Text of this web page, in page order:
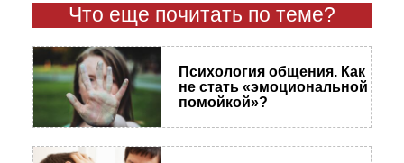
Что еще почитать по теме?
Психология общения. Как
не стать «эмоциональной
помойкой»?